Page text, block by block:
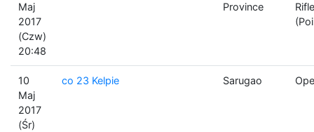
Maj
2017
(Czw)
20:48
Province
10
Maj
2017
(Śr)
co 23 Kelpie Sarugao